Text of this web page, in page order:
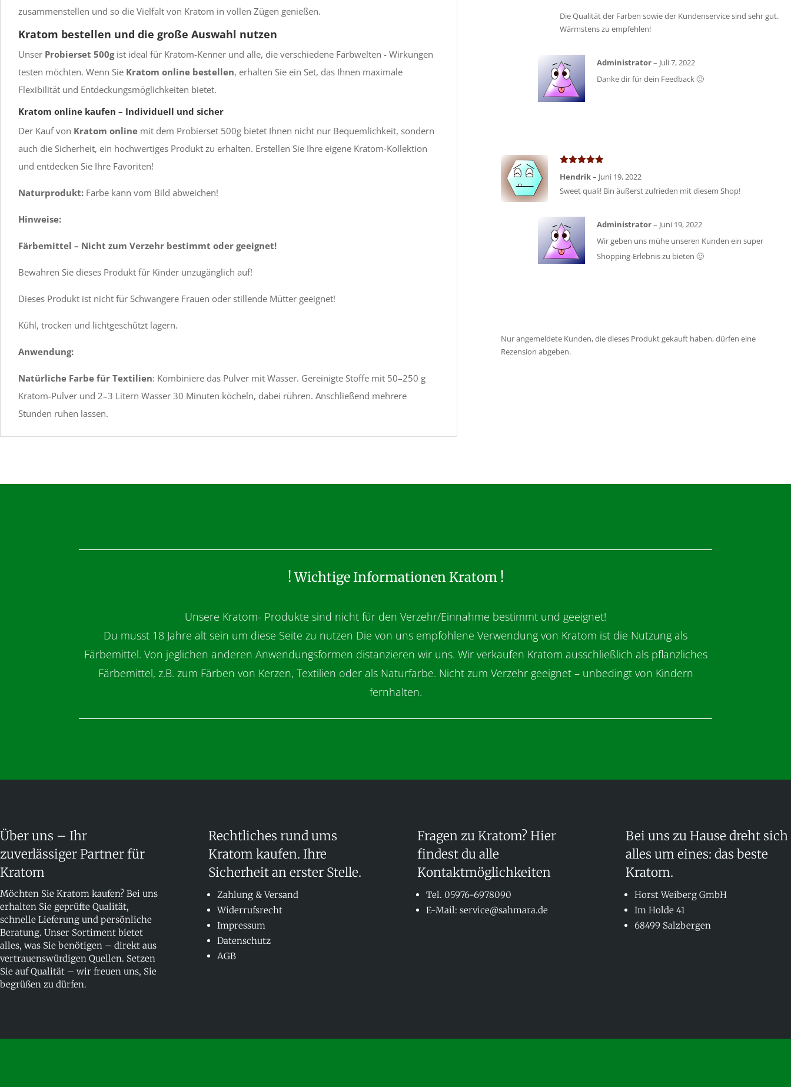
zusammenstellen und so die Vielfalt von Kratom in vollen Zügen genießen.
Kratom bestellen und die große Auswahl nutzen
Unser Probierset 500gist ideal für Kratom-Kenner und alle, die verschiedene Farbwelten - Wirkungen
testen möchten. Wenn Sie Kratom online bestellen, erhalten Sie ein Set, das Ihnen maximale
Flexibilität und Entdeckungsmöglichkeiten bietet.
Kratom online kaufen – Individuell und sicher
Der Kauf von Kratom online mit dem Probierset 500g bietet Ihnen nicht nur Bequemlichkeit, sondern
auch die Sicherheit, ein hochwertiges Produkt zu erhalten. Erstellen Sie Ihre eigene Kratom-Kollektion
und entdecken Sie Ihre Favoriten!
Naturprodukt: Farbe kann vom Bild abweichen!
Hinweise:
Färbemittel – Nicht zum Verzehr bestimmt oder geeignet!
Bewahren Sie dieses Produkt für Kinder unzugänglich auf!
Dieses Produkt ist nicht für Schwangere Frauen oder stillende Mütter geeignet!
Kühl, trocken und lichtgeschützt lagern.
Anwendung:
Natürliche Farbe für Textilien: Kombiniere das Pulver mit Wasser. Gereinigte Stoffe mit 50–250 g
Kratom-Pulver und 2–3 Litern Wasser 30 Minuten köcheln, dabei rühren. Anschließend mehrere
Stunden ruhen lassen.
Die Qualität der Farben sowie der Kundenservice sind sehr gut.
Wärmstens zu empfehlen!
Administrator– Juli 7, 2022
Danke dir für dein Feedback 🙂
mit5von 5
Hendrik– Juni 19, 2022
Sweet quali! Bin äußerst zufrieden mit diesem Shop!
Administrator– Juni 19, 2022
Wir geben uns mühe unseren Kunden ein super
Shopping-Erlebnis zu bieten 🙂
Nur angemeldete Kunden, die dieses Produkt gekauft haben, dürfen eine
Rezension abgeben.
! Wichtige Informationen Kratom !
Unsere Kratom- Produkte sind nicht für den Verzehr/Einnahme bestimmt und geeignet!
Du musst 18 Jahre alt sein um diese Seite zu nutzen Die von uns empfohlene Verwendung von Kratom ist die Nutzung als
Färbemittel. Von jeglichen anderen Anwendungsformen distanzieren wir uns. Wir verkaufen Kratom ausschließlich als pflanzliches
Färbemittel, z.B. zum Färben von Kerzen, Textilien oder als Naturfarbe. Nicht zum Verzehr geeignet – unbedingt von Kindern
fernhalten.
Über uns – Ihr
zuverlässiger Partner für
Kratom
Möchten Sie Kratom kaufen? Bei uns
erhalten Sie geprüfte Qualität,
schnelle Lieferung und persönliche
Beratung. Unser Sortiment bietet
alles, was Sie benötigen – direkt aus
vertrauenswürdigen Quellen. Setzen
Sie auf Qualität – wir freuen uns, Sie
begrüßen zu dürfen.
Rechtliches rund ums
Kratom kaufen. Ihre
Sicherheit an erster Stelle.
Zahlung & Versand
Widerrufsrecht
Impressum
Datenschutz
AGB
Fragen zu Kratom? Hier
findest du alle
Kontaktmöglichkeiten
Tel. 05976-6978090
E-Mail: service@sahmara.de
Bei uns zu Hause dreht sich
alles um eines: das beste
Kratom.
Horst Weiberg GmbH
Im Holde 41
68499 Salzbergen